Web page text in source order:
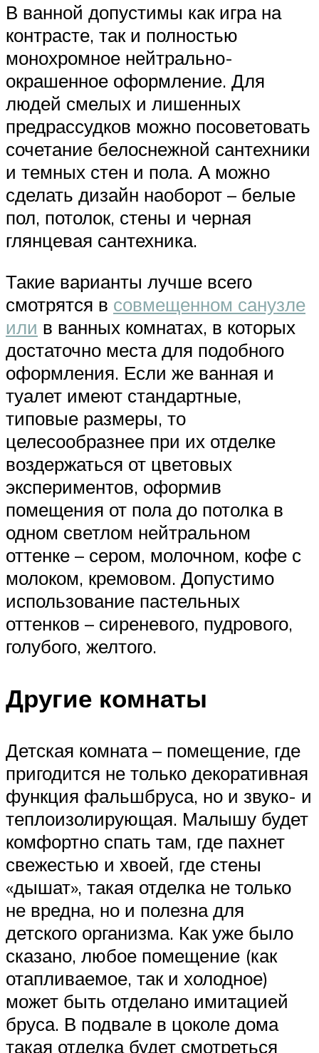
В ванной допустимы как игра на
контрасте, так и полностью
монохромное нейтрально-
окрашенное оформление. Для
людей смелых и лишенных
предрассудков можно посоветовать
сочетание белоснежной сантехники
и темных стен и пола. А можно
сделать дизайн наоборот – белые
пол, потолок, стены и черная
глянцевая сантехника.
Такие варианты лучше всего
смотрятся в совмещенном санузле
или в ванных комнатах, в которых
достаточно места для подобного
оформления. Если же ванная и
туалет имеют стандартные,
типовые размеры, то
целесообразнее при их отделке
воздержаться от цветовых
экспериментов, оформив
помещения от пола до потолка в
одном светлом нейтральном
оттенке – сером, молочном, кофе с
молоком, кремовом. Допустимо
использование пастельных
оттенков – сиреневого, пудрового,
голубого, желтого.
Другие комнаты
Детская комната – помещение, где
пригодится не только декоративная
функция фальшбруса, но и звуко- и
теплоизолирующая. Малышу будет
комфортно спать там, где пахнет
свежестью и хвоей, где стены
«дышат», такая отделка не только
не вредна, но и полезна для
детского организма. Как уже было
сказано, любое помещение (как
отапливаемое, так и холодное)
может быть отделано имитацией
бруса. В подвале в цоколе дома
такая отделка будет смотреться